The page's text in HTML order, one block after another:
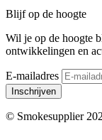
Blijf op de hoogte
Wil je op de hoogte
ontwikkelingen en
E-mailadres
Inschrijven
© Smokesupplier